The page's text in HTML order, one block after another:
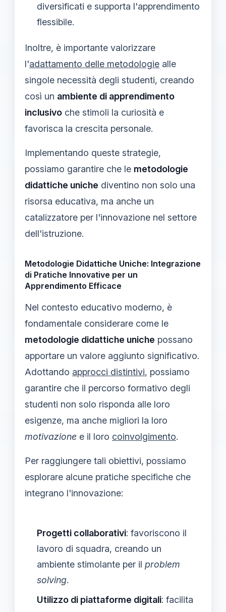
diversificati e supporta l'apprendimento
flessibile.
Inoltre, è importante valorizzare
l'adattamento delle metodologie alle
singole necessità degli studenti, creando
così un ambiente di apprendimento
inclusivo che stimoli la curiosità e
favorisca la crescita personale.
Implementando queste strategie,
possiamo garantire che le metodologie
didattiche uniche diventino non solo una
risorsa educativa, ma anche un
catalizzatore per l'innovazione nel settore
dell'istruzione.
Metodologie Didattiche Uniche: Integrazione
di Pratiche Innovative per un
Apprendimento Efficace
Nel contesto educativo moderno, è
fondamentale considerare come le
metodologie didattiche uniche possano
apportare un valore aggiunto significativo.
Adottando approcci distintivi, possiamo
garantire che il percorso formativo degli
studenti non solo risponda alle loro
esigenze, ma anche migliori la loro
motivazione e il loro coinvolgimento.
Per raggiungere tali obiettivi, possiamo
esplorare alcune pratiche specifiche che
integrano l'innovazione:
Progetti collaborativi: favoriscono il
lavoro di squadra, creando un
ambiente stimolante per il problem
solving.
Utilizzo di piattaforme digitali: facilita